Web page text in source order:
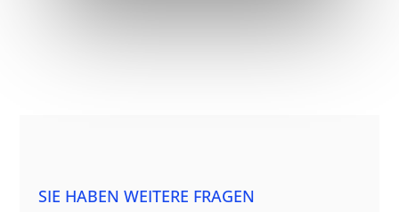
SIE HABEN WEITERE FRAGEN